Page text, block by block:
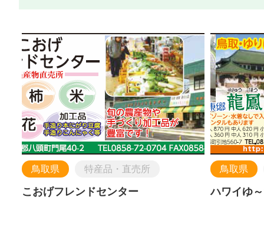
鳥取県 特産品・直売所
こおげフレンドセンター
鳥取県
ハワイゆ